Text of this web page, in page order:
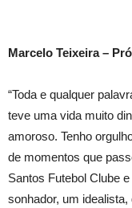
Marcelo Teixeira –
“Toda e qualquer
teve uma vida muito
amoroso. Tenho
de momentos que
Santos Futebol Clube
sonhador, um